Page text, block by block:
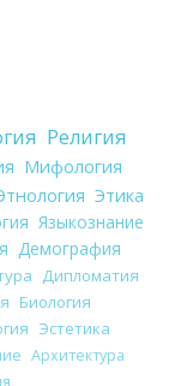
Религия
Мифология
Этика
Языкознание
Демография
Дипломатия
Биология
Эстетика
Архитектура